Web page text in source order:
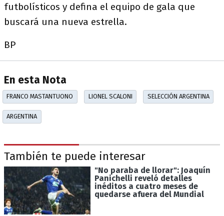
futbolísticos y defina el equipo de gala que
buscará una nueva estrella.
BP
En esta Nota
FRANCO MASTANTUONO LIONEL SCALONI SELECCIÓN ARGENTINA
ARGENTINA
También te puede interesar
"No paraba de llorar": Joaquín
Panichelli reveló detalles
inéditos a cuatro meses de
quedarse afuera del Mundial